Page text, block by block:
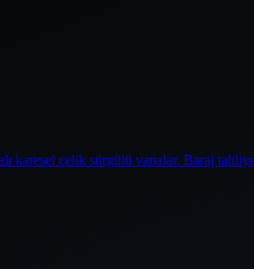
çelik sürgülü vanalar. Baraj